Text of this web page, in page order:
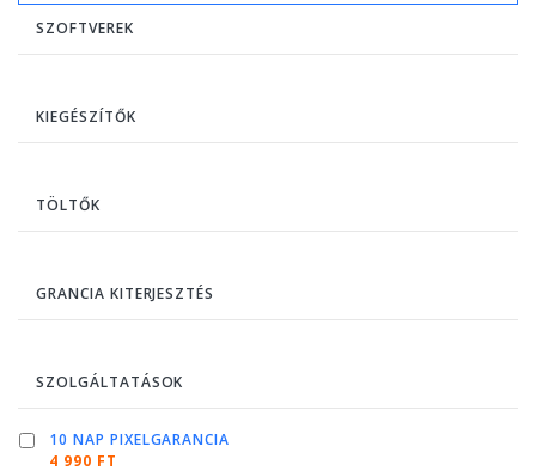
SZOFTVEREK
KIEGÉSZÍTŐK
TÖLTŐK
GRANCIA KITERJESZTÉS
SZOLGÁLTATÁSOK
10 NAP PIXELGARANCIA
4 990 FT